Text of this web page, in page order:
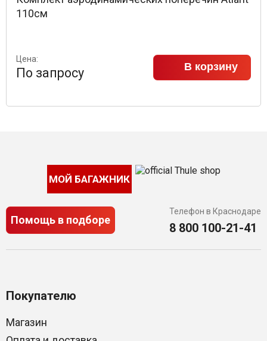
110см
Цена:
По запросу В корзину
МОЙ БАГАЖНИК
Помощь в подборе
Телефон в Краснодаре
8 800 100-21-41
Покупателю
Магазин